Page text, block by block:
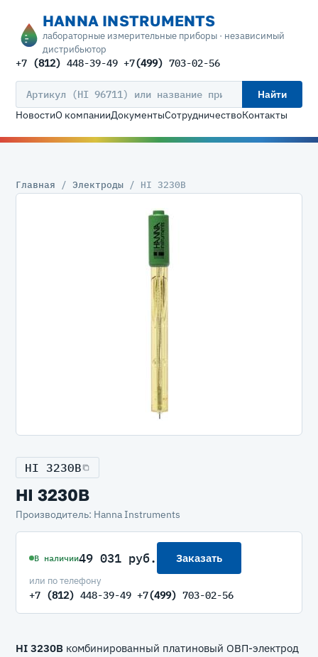
HANNA INSTRUMENTS
лабораторные измерительные приборы · независимый
дистрибьютор
+7 (812) 448-39-49 +7(499) 703-02-56
Найти
НовостиО компанииДокументыСотрудничествоКонтакты
Главная / Электроды / HI 3230B
HI 3230B
HI 3230B
Производитель: Hanna Instruments
В наличии49 031 руб. Заказать
или по телефону
+7 (812) 448-39-49 +7(499) 703-02-56
HI 3230B комбинированный платиновый ОВП-электрод